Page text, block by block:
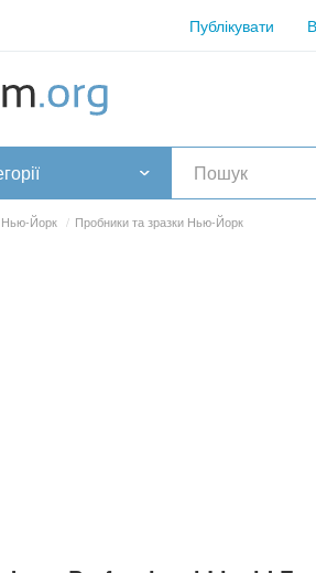
Публікувати
Йорк / Пробники та зразки Нью-Йорк